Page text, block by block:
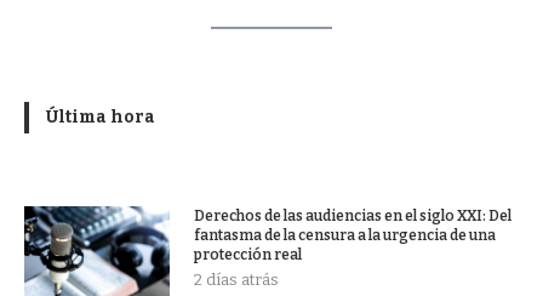
Última hora
Derechos de las audiencias en el siglo XXI: Del
fantasma de la censura a la urgencia de una
protección real
2 días atrás